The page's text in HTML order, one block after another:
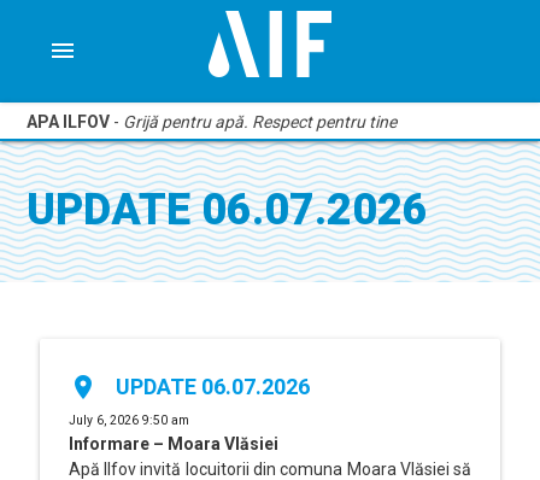
menu
APA ILFOV - Grijă pentru apă. Respect pentru tine
UPDATE 06.07.2026
place UPDATE 06.07.2026
July 6, 2026 9:50 am
Informare – Moara Vlăsiei
Apă Ilfov invită locuitorii din comuna Moara Vlăsiei să